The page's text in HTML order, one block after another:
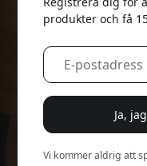
produkter och få
Ja,
Vi kommer aldrig att